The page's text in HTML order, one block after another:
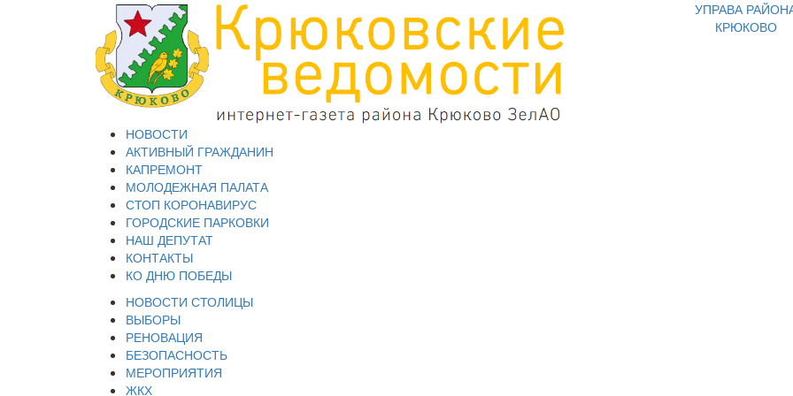
УПРАВА
КРЮКОВО
НОВОСТИ
АКТИВНЫЙ ГРАЖДАНИН
КАПРЕМОНТ
МОЛОДЕЖНАЯ ПАЛАТА
СТОП КОРОНАВИРУС
ГОРОДСКИЕ ПАРКОВКИ
НАШ ДЕПУТАТ
КОНТАКТЫ
КО ДНЮ ПОБЕДЫ
НОВОСТИ СТОЛИЦЫ
ВЫБОРЫ
РЕНОВАЦИЯ
БЕЗОПАСНОСТЬ
МЕРОПРИЯТИЯ
ЖКХ